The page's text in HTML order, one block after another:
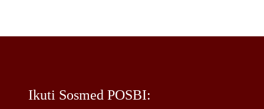
Ikuti Sosmed POSBI: